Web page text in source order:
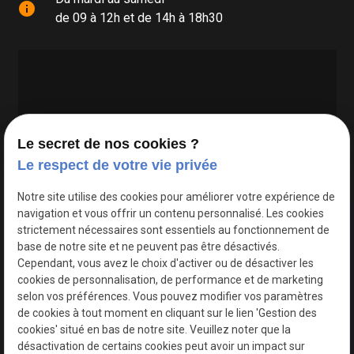
info
de 09 à 12h et de 14h à 18h30
Google Maps Search API est désactivé.
Le secret de nos cookies ?
Le respect de votre vie privée
Notre site utilise des cookies pour améliorer votre expérience de
navigation et vous offrir un contenu personnalisé. Les cookies
strictement nécessaires sont essentiels au fonctionnement de
base de notre site et ne peuvent pas être désactivés.
Cependant, vous avez le choix d'activer ou de désactiver les
cookies de personnalisation, de performance et de marketing
selon vos préférences. Vous pouvez modifier vos paramètres
de cookies à tout moment en cliquant sur le lien 'Gestion des
cookies' situé en bas de notre site. Veuillez noter que la
désactivation de certains cookies peut avoir un impact sur